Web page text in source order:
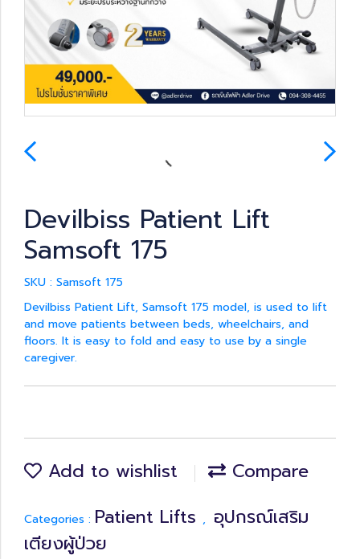
Devilbiss Patient Lift
Samsoft 175
SKU : Samsoft 175
Devilbiss Patient Lift, Samsoft 175 model, is used to lift
and move patients between beds, wheelchairs, and
floors. It is easy to fold and easy to use by a single
caregiver.
Add to wishlist Compare
Categories : Patient Lifts , อุปกรณ์เสริม
เตียงผู้ป่วย